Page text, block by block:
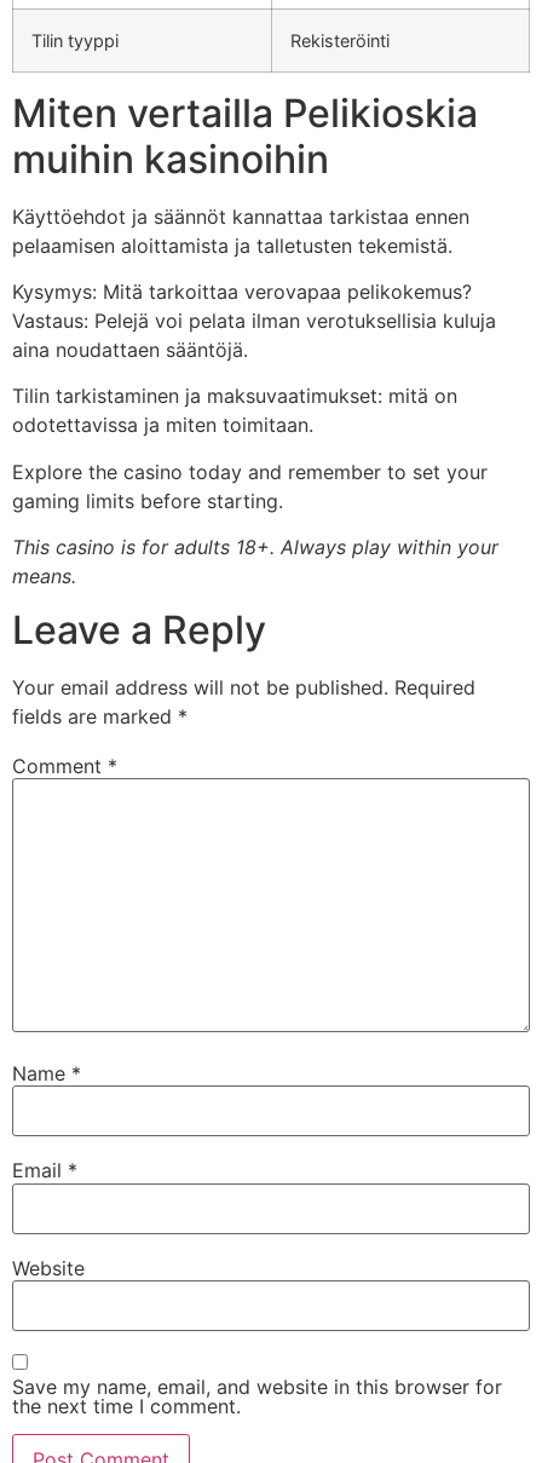
Tilin tyyppi Rekisteröinti
Miten vertailla Pelikioskia
muihin kasinoihin
Käyttöehdot ja säännöt kannattaa tarkistaa ennen
pelaamisen aloittamista ja talletusten tekemistä.
Kysymys: Mitä tarkoittaa verovapaa pelikokemus?
Vastaus: Pelejä voi pelata ilman verotuksellisia kuluja
aina noudattaen sääntöjä.
Tilin tarkistaminen ja maksuvaatimukset: mitä on
odotettavissa ja miten toimitaan.
Explore the casino today and remember to set your
gaming limits before starting.
This casino is for adults 18+. Always play within your
means.
Leave a Reply
Your email address will not be published. Required
fields are marked *
Comment *
Name *
Email *
Website
Save my name, email, and website in this browser for
the next time I comment.